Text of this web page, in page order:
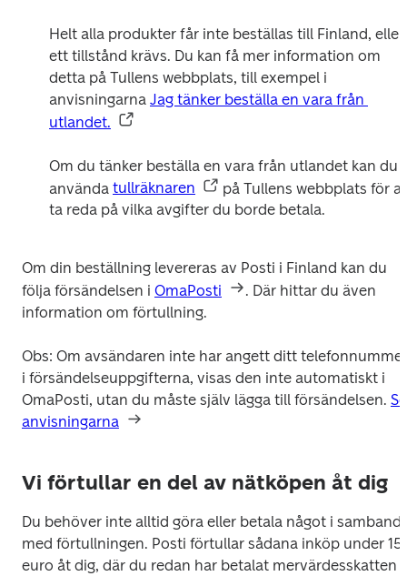
Helt alla produkter får inte beställas till Finland, eller
ett tillstånd krävs. Du kan få mer information om
detta på Tullens webbplats, till exempel i
anvisningarna Jag tänker beställa en vara från
utlandet.
Om du tänker beställa en vara från utlandet kan du
använda tullräknaren
på Tullens webbplats för
ta reda på vilka avgifter du borde betala.
Om din beställning levereras av Posti i Finland kan du
följa försändelsen i OmaPosti
. Där hittar du även
information om förtullning.
Obs: Om avsändaren inte har angett ditt telefonnummer
i försändelseuppgifterna, visas den inte automatiskt i
OmaPosti, utan du måste själv lägga till försändelsen. Se
anvisningarna
Vi förtullar en del av nätköpen åt dig
Du behöver inte alltid göra eller betala något i samband
med förtullningen. Posti förtullar sådana inköp under
euro åt dig, där du redan har betalat mervärdesskatten i